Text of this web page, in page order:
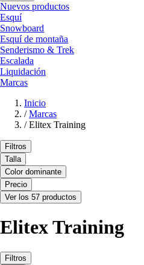
Nuevos productos
Esquí
Snowboard
Esquí de montaña
Senderismo & Trek
Escalada
Liquidación
Marcas
Inicio
/ Marcas
/ Elitex Training
Filtros
Talla
Color dominante
Precio
Ver los 57 productos
Elitex Training
Filtros